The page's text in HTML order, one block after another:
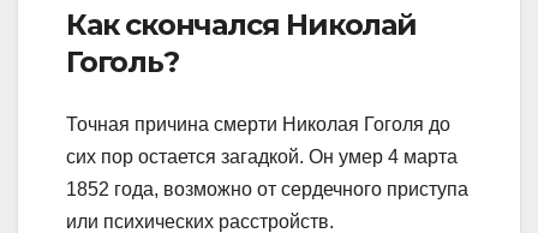
Как скончался Николай
Гоголь?
Точная причина смерти Николая Гоголя до
сих пор остается загадкой. Он умер 4 марта
1852 года, возможно от сердечного приступа
или психических расстройств.